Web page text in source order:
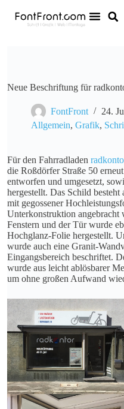
Neue Beschriftung für
FontFront
24.
Allgemein, Grafik,
Für den Fahrradladen
die Roßdörfer Straße 50
entworfen und umgesetzt,
hergestellt. Das Schild
mit gegossener
Unterkonstruktion
Fenstern und der Tür wurde
Hochglanz-Folie hergestellt.
wurde auch eine Granit-
Eingangsbereich beschriftet.
wurde aus leicht ablösbarer
um ohne großen Aufwand